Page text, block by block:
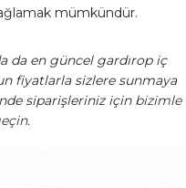
mümkündür.
da en güncel gardırop iç
fiyatlarla sizlere sunmaya
siparişleriniz için bizimle
.